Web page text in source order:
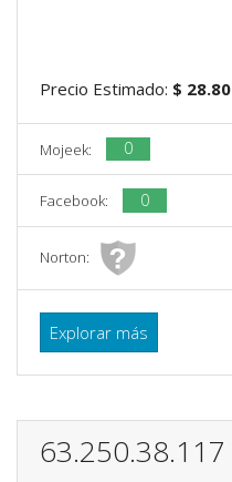
Precio Estimado: $ 28.80
Mojeek: 0
Facebook: 0
Norton:
Explorar más
63.250.38.117